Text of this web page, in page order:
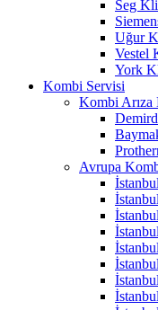
Seg
Uğur
Vestel
York
Kombi Servisi
Kombi Arıza
Avrupa